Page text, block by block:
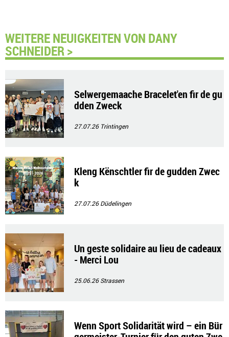
WEITERE NEUIGKEITEN VON DANY
SCHNEIDER >
Selwergemaache Bracelet'en fir de gu
dden Zweck
27.07.26 Trintingen
Kleng Kënschtler fir de gudden Zwec
k
27.07.26Düdelingen
Un geste solidaire au lieu de cadeaux
- Merci Lou
25.06.26Strassen
Wenn Sport Solidarität wird – ein Bür